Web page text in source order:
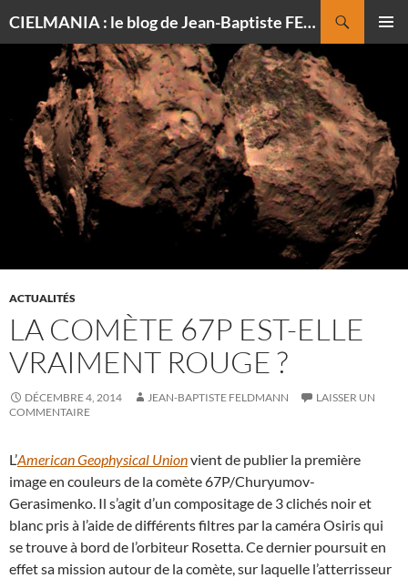
CIELMANIA : le blog de Jean-Baptiste FELDMANN, photographe du ciel
CONTENU
ACTUALITÉS
LA COMÈTE 67P EST-ELLE
VRAIMENT ROUGE ?
DÉCEMBRE 4, 2014 JEAN-BAPTISTE FELDMANN
LAISSER UN
COMMENTAIRE
L’American Geophysical Unionvient de publier la première
image en couleurs de la comète 67P/Churyumov-
Gerasimenko. Il s’agit d’un compositage de 3 clichés noir et
blanc pris à l’aide de différents filtres par la caméra Osiris qui
se trouve à bord de l’orbiteur Rosetta. Ce dernier poursuit en
effet sa mission autour de la comète, sur laquelle l’atterrisseur